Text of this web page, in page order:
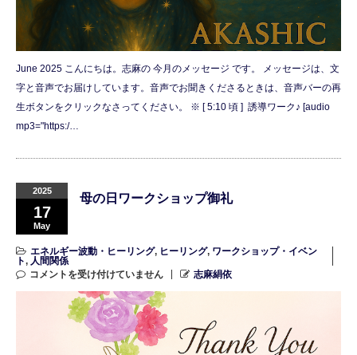
June 2025 こんにちは。志麻の 今月のメッセージ です。 メッセージは、文
字と音声でお届けしています。音声でお聞きくださるときは、音声バーの再
生ボタンをクリックなさってください。 ※ [ 5:10 頃 ] 誘導ワーク♪ [audio
mp3="https:/…
2025
17
May
母の日ワークショップ御礼
エネルギー波動・ヒーリング, ヒーリング, ワークショップ・イベン
ト, 人間関係
コメントを受け付けていません
志麻絹依